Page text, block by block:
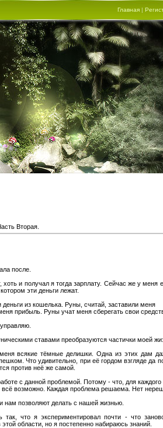
Главная |
Вторая.
после.
и получал я тогда зарплату. Сейчас же у меня
эти деньги лежат.
из кошелька. Руны, считай, заставили меня
прибыль. Руны учат меня сберегать свои
ставами преобразуются частички моей
всякие тёмные делишки. Одна из этих дам
Что удивительно, при её гордом взгляде да
против неё же самой.
с данной проблемой. Потому - что, для
возможно. Каждая проблема решаема. Нет
нам позволяют делать с нашей жизнью.
так, что я экспериментировал почти - что
области, но я постепенно набираюсь знаний.